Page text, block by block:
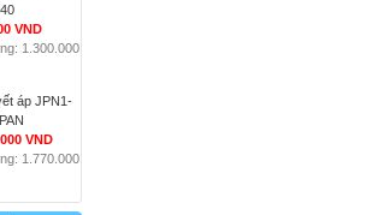
VND
1.300.000
áp JPN1-
VND
1.770.000